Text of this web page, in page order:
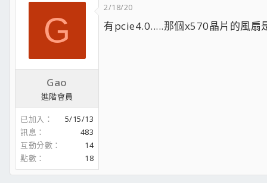
G
Gao
進階會員
已加入
5/15/13
訊息
483
互動分數
14
點數
18
2/18/20
有pcie4.0.....那個x570晶片的風扇